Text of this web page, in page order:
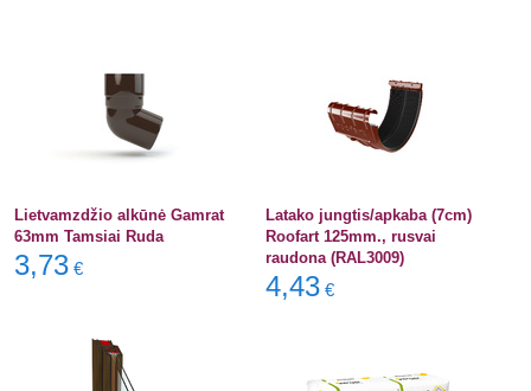
Lietvamzdžio alkūnė Gamrat
63mm Tamsiai Ruda
3,73 €
Latako jungtis/apkaba (7cm)
Roofart 125mm., rusvai
raudona (RAL3009)
4,43 €